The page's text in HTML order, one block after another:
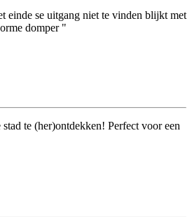
einde se uitgang niet te vinden blijkt met
domper "
te (her)ontdekken! Perfect voor een